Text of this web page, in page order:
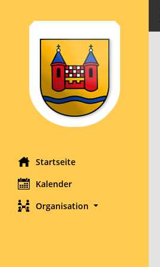
Startseite
Kalender
Organisation